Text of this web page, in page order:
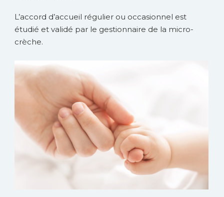
L’accord d’accueil régulier ou occasionnel est
étudié et validé par le gestionnaire de la micro-
crèche.